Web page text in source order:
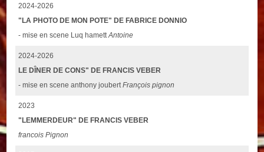
2024-2026
"LA PHOTO DE MON POTE" DE FABRICE DONNIO
- mise en scene Luq hamettAntoine
2024-2026
LE DÎNER DE CONS" DE FRANCIS VEBER
- mise en scene anthony joubertFrançois pignon
2023
"LEMMERDEUR" DE FRANCIS VEBER
francois Pignon